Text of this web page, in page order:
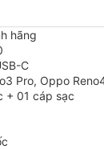
hãng
C
Pro, Oppo
+ 01 cáp sạc